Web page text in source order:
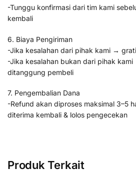
-Tunggu konfirmasi dari tim kami
kembali
6. Biaya Pengiriman
-Jika kesalahan dari pihak kami →
-Jika kesalahan bukan dari pihak
ditanggung pembeli
7. Pengembalian Dana
-Refund akan diproses maksimal 3–5
diterima kembali & lolos pengecekan
Produk Terkait